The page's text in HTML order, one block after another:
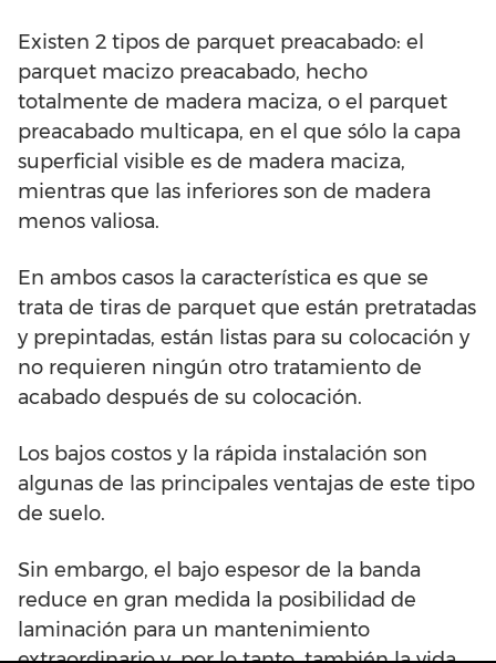
Existen 2 tipos de parquet preacabado: el
parquet macizo preacabado, hecho
totalmente de madera maciza, o el parquet
preacabado multicapa, en el que sólo la capa
superficial visible es de madera maciza,
mientras que las inferiores son de madera
menos valiosa.
En ambos casos la característica es que se
trata de tiras de parquet que están pretratadas
y prepintadas, están listas para su colocación y
no requieren ningún otro tratamiento de
acabado después de su colocación.
Los bajos costos y la rápida instalación son
algunas de las principales ventajas de este tipo
de suelo.
Sin embargo, el bajo espesor de la banda
reduce en gran medida la posibilidad de
laminación para un mantenimiento